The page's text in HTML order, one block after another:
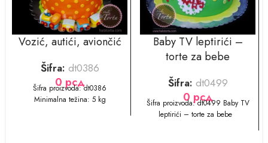
Vozić, autići, aviončić
Šifra: dt0386
0 рсд
​​Šifra proizvoda: dt0386
Minimalna težina: 5 kg
Baby TV leptirići –
torte za bebe
Šifra: dt0499
0 рсд
​​​​Šifra proizvoda: dt0499 Baby TV
leptirići – torte za bebe